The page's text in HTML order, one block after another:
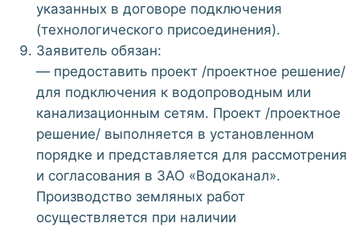
указанных в договоре подключения
(технологического присоединения).
Заявитель обязан:
— предоставить проект /проектное решение/
для подключения к водопроводным или
канализационным сетям. Проект /проектное
решение/ выполняется в установленном
порядке и представляется для рассмотрения
и согласования в ЗАО «Водоканал».
Производство земляных работ
осуществляется при наличии